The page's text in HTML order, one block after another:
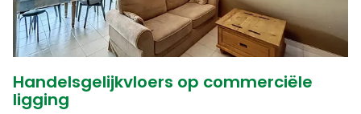
Handelsgelijkvloers op commerciële
ligging